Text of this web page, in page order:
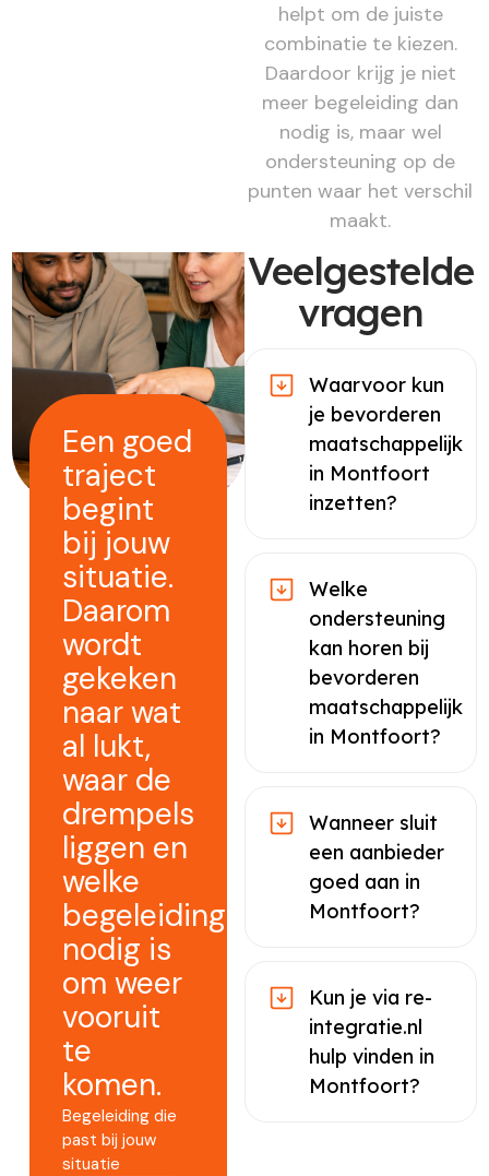
helpt om de juiste
combinatie te kiezen.
Daardoor krijg je niet
meer begeleiding dan
nodig is, maar wel
ondersteuning op de
punten waar het verschil
maakt.
Een goed
traject
begint
bij jouw
situatie.
Daarom
wordt
gekeken
naar wat
al lukt,
waar de
drempels
liggen en
welke
begeleiding
nodig is
om weer
vooruit
te
komen.
Begeleiding die
past bij jouw
situatie
Veelgestelde
vragen
Waarvoor kun
je bevorderen
maatschappelijk
in Montfoort
inzetten?
Welke
ondersteuning
kan horen bij
bevorderen
maatschappelijk
in Montfoort?
Wanneer sluit
een aanbieder
goed aan in
Montfoort?
Kun je via re-
integratie.nl
hulp vinden in
Montfoort?